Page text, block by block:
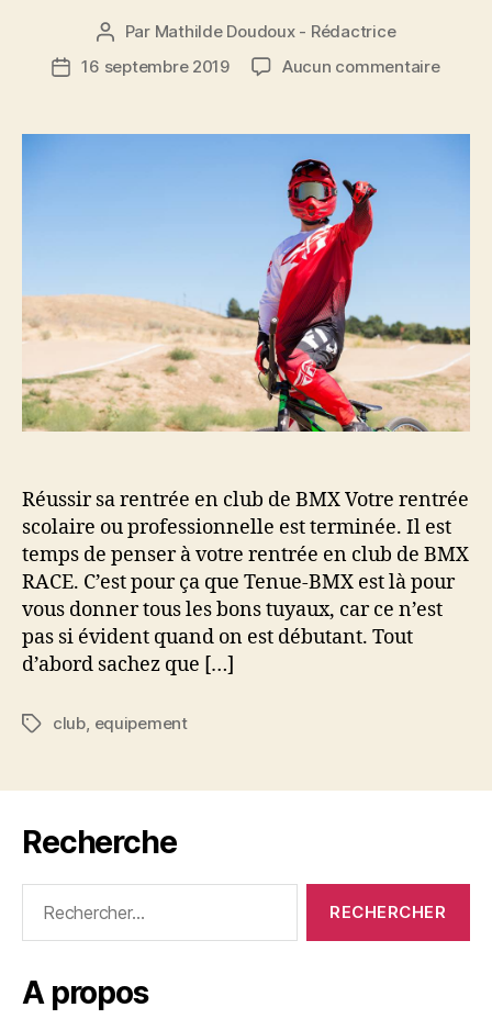
Auteur
l’article
Par Mathilde Doudoux - Rédactrice
Date16 septembre 2019 Aucun commentairesur
sa
Réussir sa rentrée en club de BMX Votre rentrée
scolaire ou professionnelle est terminée. Il est
temps de penser à votre rentrée en club de BMX
RACE. C’est pour ça que Tenue-BMX est là pour
vous donner tous les bons tuyaux, car ce n’est
pas si évident quand on est débutant. Tout
d’abord sachez que […]
Étiquettes
club equipement
Recherche
A propos